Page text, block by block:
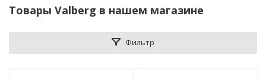
Товары Valberg в нашем магазине
Фильтр